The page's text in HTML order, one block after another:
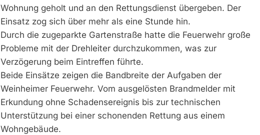
Wohnung geholt und an den Rettungsdienst übergeben. Der
Einsatz zog sich über mehr als eine Stunde hin.
Durch die zugeparkte Gartenstraße hatte die Feuerwehr große
Probleme mit der Drehleiter durchzukommen, was zur
Verzögerung beim Eintreffen führte.
Beide Einsätze zeigen die Bandbreite der Aufgaben der
Weinheimer Feuerwehr. Vom ausgelösten Brandmelder mit
Erkundung ohne Schadensereignis bis zur technischen
Unterstützung bei einer schonenden Rettung aus einem
Wohngebäude.